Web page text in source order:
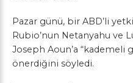
Pazar günü, bir ABD’li
Rubio’nun Netanyahu ve
Joseph Aoun’a “kademeli
önerdiğini söyledi.